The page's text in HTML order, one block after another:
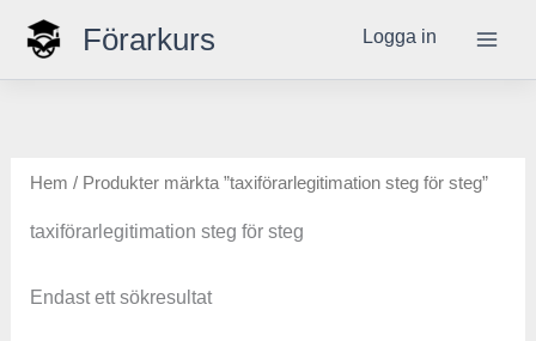
Hoppa
innehåll
Förarkurs Logga in
Hem / Produkter märkta ”taxiförarlegitimation steg för steg”
taxiförarlegitimation steg för steg
Endast ett sökresultat